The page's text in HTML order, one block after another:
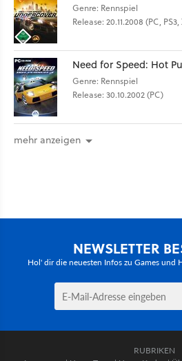
Genre: Rennspiel
Release: 20.11.2008 (PC,
Need for Speed: Hot
Genre: Rennspiel
Release: 30.10.2002 (PC)
mehr anzeigen
NEWSLETTER
Hol' dir die neuesten Infos zu Games und
RUBRIKEN